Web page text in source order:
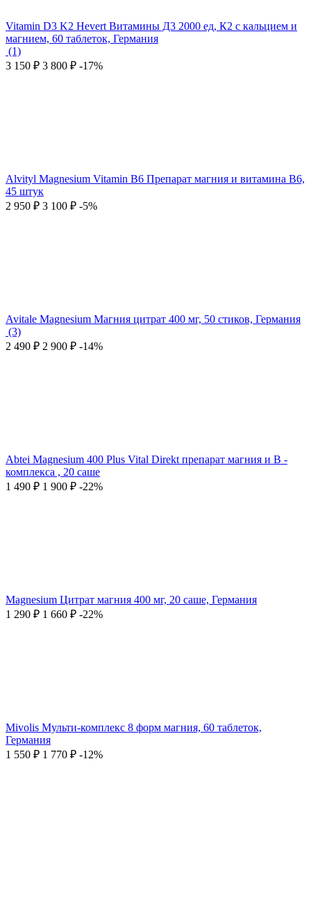
Vitamin D3 K2 Hevert Витамины Д3 2000 ед, К2 с кальцием и
магнием, 60 таблеток, Германия
(1)
3 150 ₽ 3 800 ₽ -17%
Alvityl Magnesium Vitamin B6 Препарат магния и витамина В6,
45 штук
2 950 ₽ 3 100 ₽ -5%
Avitale Magnesium Магния цитрат 400 мг, 50 стиков, Германия
(3)
2 490 ₽ 2 900 ₽ -14%
Abtei Magnesium 400 Plus Vital Direkt препарат магния и В -
комплекса , 20 саше
1 490 ₽ 1 900 ₽ -22%
Magnesium Цитрат магния 400 мг, 20 саше, Германия
1 290 ₽ 1 660 ₽ -22%
Mivolis Мульти-комплекс 8 форм магния, 60 таблеток,
Германия
1 550 ₽ 1 770 ₽ -12%